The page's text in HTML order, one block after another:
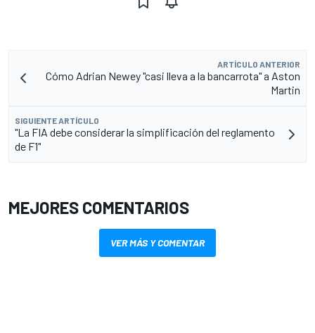
ARTÍCULO ANTERIOR
Cómo Adrian Newey "casi lleva a la bancarrota" a Aston
Martin
SIGUIENTE ARTÍCULO
"La FIA debe considerar la simplificación del reglamento
de F1"
MEJORES COMENTARIOS
VER MÁS Y COMENTAR